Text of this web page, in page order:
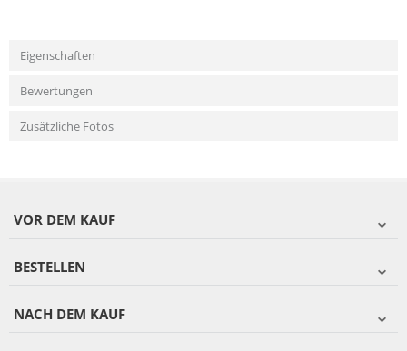
Eigenschaften
Bewertungen
Zusätzliche Fotos
VOR DEM KAUF
BESTELLEN
NACH DEM KAUF